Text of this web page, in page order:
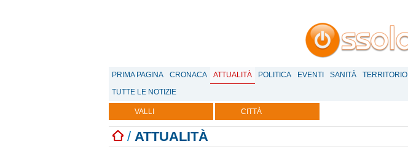
PRIMA PAGINA CRONACA ATTUALITÀ POLITICA EVENTI SANITÀ TERRITORIO
TUTTE LE NOTIZIE
VALLI CITTÀ
/ ATTUALITÀ